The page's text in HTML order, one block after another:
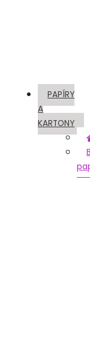
PAPÍRY
A
KARTONY